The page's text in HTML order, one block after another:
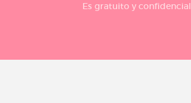
Es gratuito y confidencial